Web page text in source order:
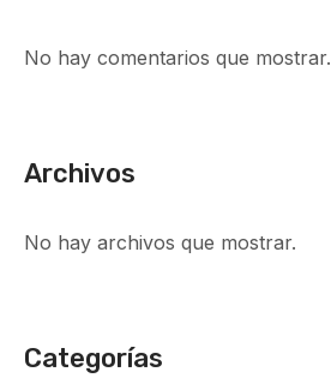
No hay comentarios que mostrar.
Archivos
No hay archivos que mostrar.
Categorías